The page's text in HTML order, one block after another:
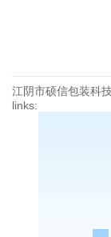
江阴市硕信包装
links: